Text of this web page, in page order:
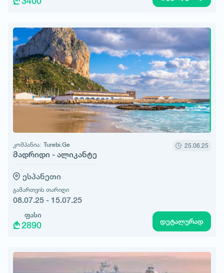
კომპანია: Turebi.Ge
მადრიდი - ალიკანტე
25.06.25
ესპანეთი
გამართვის თარიღი
08.07.25 - 15.07.25
ფასი
2890 დეტალურად